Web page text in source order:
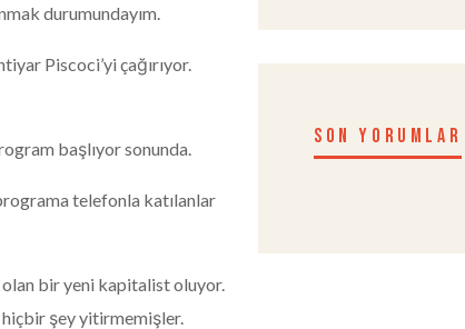
durumundayım.
Piscoci’yi çağırıyor.
başlıyor sonunda.
telefonla katılanlar
bir yeni kapitalist oluyor.
hiçbir şey yitirmemişler.
SON YORUMLAR